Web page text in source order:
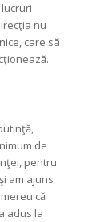
nu
care să
de
pentru
am ajuns
că
adus la